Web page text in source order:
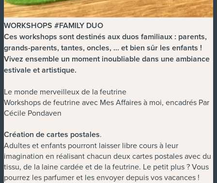
WORKSHOPS #FAMILY DUO
Ces workshops sont destinés aux duos familiaux : parents,
grands-parents, tantes, oncles, ... et bien sûr les enfants !
Vivez ensemble un moment inoubliable dans une ambiance
estivale et artistique.
Le monde merveilleux de la feutrine
Workshops de feutrine avec Mes Affaires à moi, encadrés Par
Cécile Pondaven
Création de cartes postales.
Adultes et enfants pourront laisser libre cours à leur
imagination en réalisant chacun deux cartes postales avec du
tissu, de la laine cardée et de la feutrine. Le petit plus ? Vous
pourrez les parfumer et les envoyer depuis vos vacances !